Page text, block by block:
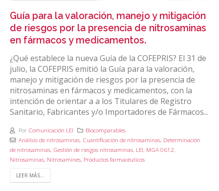
Guía para la valoración, manejo y mitigación
de riesgos por la presencia de nitrosaminas
en fármacos y medicamentos.
¿Qué establece la nueva Guía de la COFEPRIS? El 31 de
julio, la COFEPRIS emitió la Guía para la valoración,
manejo y mitigación de riesgos por la presencia de
nitrosaminas en fármacos y medicamentos, con la
intención de orientar a a los Titulares de Registro
Sanitario, Fabricantes y/o Importadores de Fármacos...
Por Comunicación LEI
Biocomparables
Análisis de nitrosaminas, Cuantificación de nitrosaminas, Determinación
de nitrosaminas, Gestión de riesgos nitrosaminas, LEI, MGA 0612,
Nitrosaminas, Nitrosamines, Productos farmacéuticos
LEER MÁS...